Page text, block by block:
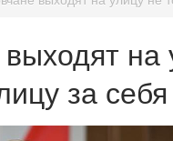
на
за себя